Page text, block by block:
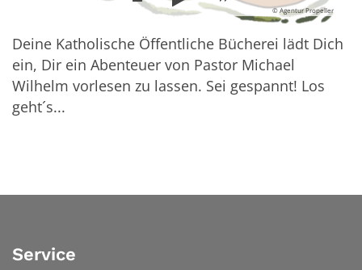
© Agentur Propeller
Deine Katholische Öffentliche Bücherei lädt Dich
ein, Dir ein Abenteuer von Pastor Michael
Wilhelm vorlesen zu lassen. Sei gespannt! Los
geht´s...
Service